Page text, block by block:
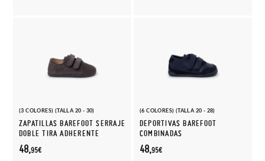
(3 COLORES) (TALLA 20 - 30)
ZAPATILLAS BAREFOOT SERRAJE
DOBLE TIRA ADHERENTE
48,95€
(6 COLORES) (TALLA 20 - 28)
DEPORTIVAS BAREFOOT
COMBINADAS
48,95€